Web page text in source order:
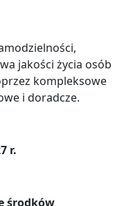
jakości życia osób
kompleksowe
i doradcze.
r.
środków